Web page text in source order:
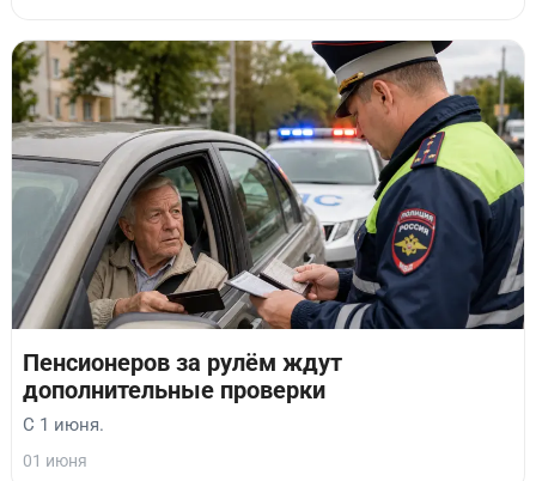
Пенсионеров за рулём ждут
дополнительные проверки
С 1 июня.
01 июня